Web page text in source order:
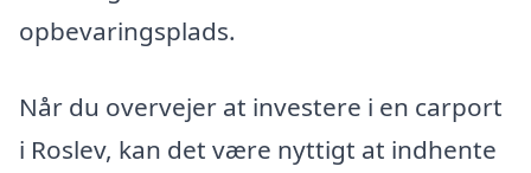
opbevaringsplads.
Når du overvejer at investere i en carport
i Roslev, kan det være nyttigt at indhente